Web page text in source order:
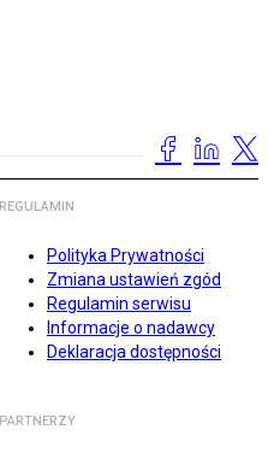
REGULAMIN
Polityka Prywatności
Zmiana ustawień zgód
Regulamin serwisu
Informacje o nadawcy
Deklaracja dostępności
PARTNERZY